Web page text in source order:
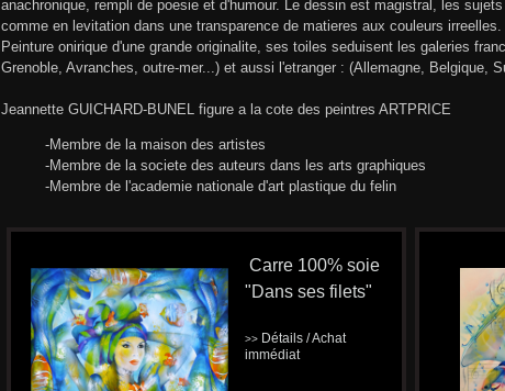
anachronique, rempli de poesie et d'humour. Le dessin est magistral, les
comme en levitation dans une transparence de matieres aux couleurs irreelles.
Peinture onirique d'une grande originalite, ses toiles seduisent les galeries
Grenoble, Avranches, outre-mer...) et aussi l'etranger : (Allemagne, Belgique,
Jeannette GUICHARD-BUNEL figure a la cote des peintres ARTPRICE
-Membre de la maison des artistes
-Membre de la societe des auteurs dans les arts graphiques
-Membre de l'academie nationale d'art plastique du felin
Carre 100% soie
"Dans ses filets"
>> Détails / Achat
immédiat